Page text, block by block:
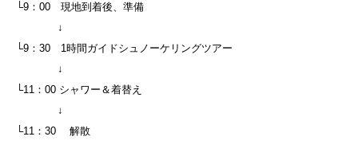
└9：00 現地到着後、準備
↓
└9：30 1時間ガイドシュノーケリングツアー
↓
└11：00 シャワー＆着替え
↓
└11：30 解散